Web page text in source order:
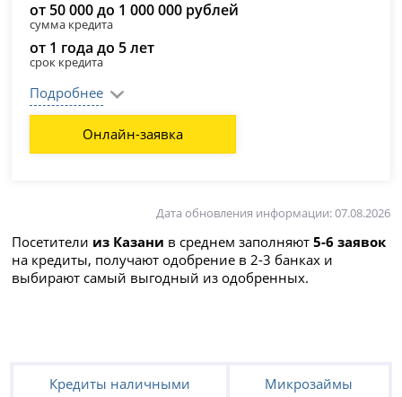
от 50 000 до 1 000 000 рублей
сумма кредита
от 1 года до 5 лет
срок кредита
Подробнее
Онлайн-заявка
Дата обновления информации: 07.08.2026
Посетители из Казани в среднем заполняют5-6 заявок
на кредиты, получают одобрение в 2-3 банках и
выбирают самый выгодный из одобренных.
Кредиты наличными Микрозаймы